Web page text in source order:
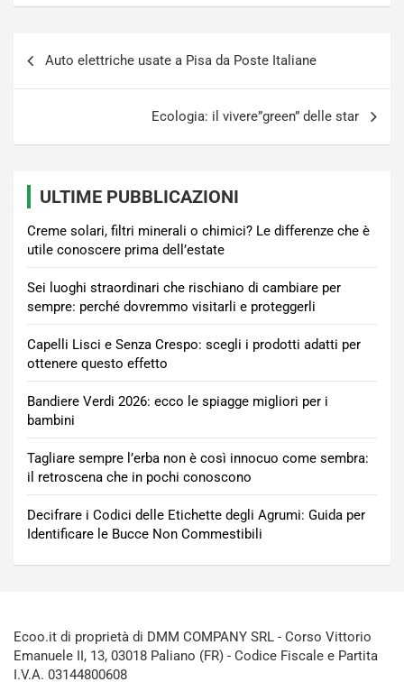
Auto elettriche usate a Pisa da Poste Italiane
Ecologia: il vivere”green” delle star
ULTIME PUBBLICAZIONI
Creme solari, filtri minerali o chimici? Le differenze che è
utile conoscere prima dell’estate
Sei luoghi straordinari che rischiano di cambiare per
sempre: perché dovremmo visitarli e proteggerli
Capelli Lisci e Senza Crespo: scegli i prodotti adatti per
ottenere questo effetto
Bandiere Verdi 2026: ecco le spiagge migliori per i
bambini
Tagliare sempre l’erba non è così innocuo come sembra:
il retroscena che in pochi conoscono
Decifrare i Codici delle Etichette degli Agrumi: Guida per
Identificare le Bucce Non Commestibili
Ecoo.it di proprietà di DMM COMPANY SRL - Corso Vittorio
Emanuele II, 13, 03018 Paliano (FR) - Codice Fiscale e Partita
I.V.A. 03144800608